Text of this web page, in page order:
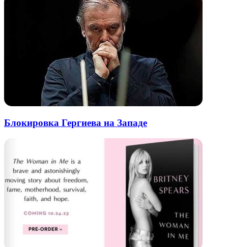
Блокировка Гергиева на Западе